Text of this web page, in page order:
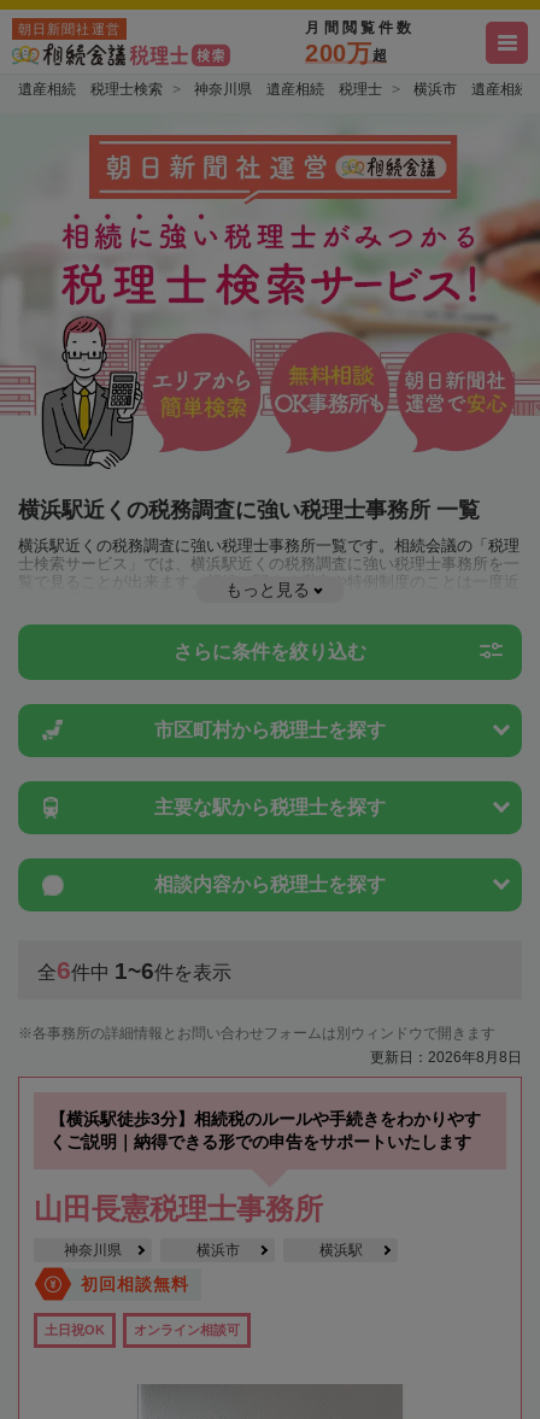
朝日新聞社運営 月間閲覧件数
200万超
遺産相続 税理士検索 神奈川県 遺産相続 税理士 横浜市 遺産相続
横浜駅近くの税務調査に強い税理士事務所 一覧
横浜駅近くの税務調査に強い税理士事務所一覧です。相続会議の「税理
士検索サービス」では、横浜駅近くの税務調査に強い税理士事務所を一
覧で見ることが出来ます。相続に関する税金や特例制度のことは一度近
隣の税理士に相談してみましょう。
もっと見る
さらに条件を絞り込む
市区町村から税理士を探す
主要な駅から税理士を探す
相談内容から税理士を探す
全6件中 1~6件を表示
各事務所の詳細情報とお問い合わせフォームは別ウィンドウで開きます
更新日：2026年8月8日
【横浜駅徒歩3分】相続税のルールや手続きをわかりやす
くご説明｜納得できる形での申告をサポートいたします
山田長憲税理士事務所
神奈川県 横浜市 横浜駅
初回相談無料
土日祝OK オンライン相談可